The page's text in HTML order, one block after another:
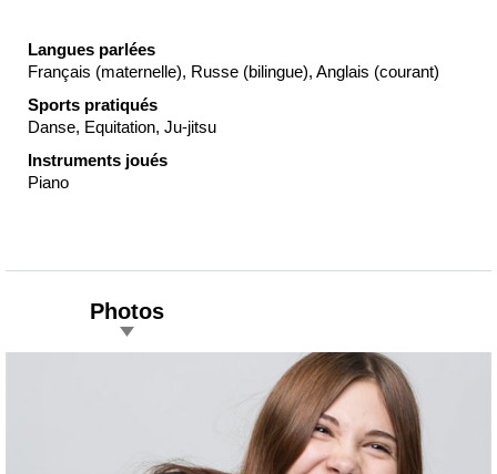
Langues parlées
Français (maternelle), Russe (bilingue), Anglais (courant)
Sports pratiqués
Danse, Equitation, Ju-jitsu
Instruments joués
Piano
Photos